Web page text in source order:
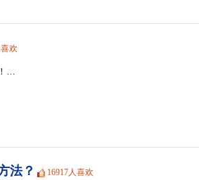
欢
…
法？ 16917人喜欢